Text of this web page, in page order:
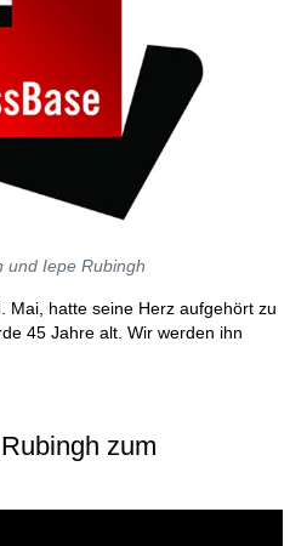
und Iepe Rubingh
Mai, hatte seine Herz aufgehört zu
45 Jahre alt. Wir werden ihn
zum